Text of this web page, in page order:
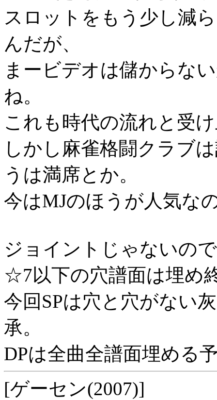
スロットをもう少し減
んだが、
まービデオは儲からな
ね。
これも時代の流れと受
しかし麻雀格闘クラブ
うは満席とか。
今はMJのほうが人気な
ジョイントじゃないの
☆7以下の穴譜面は埋め
今回SPは穴と穴がない
承。
DPは全曲全譜面埋める
[ゲーセン(2007)]